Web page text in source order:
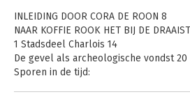
INLEIDING DOOR CORA DE ROON 8
NAAR KOFFIE ROOK HET BIJ DE
1 Stadsdeel Charlois 14
De gevel als archeologische vondst 20
Sporen in de tijd: